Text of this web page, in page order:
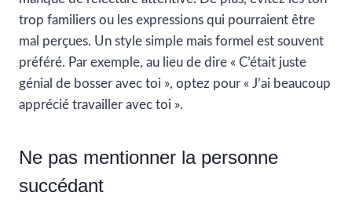
trop familiers ou les expressions qui pourraient être
mal perçues. Un style simple mais formel est souvent
préféré. Par exemple, au lieu de dire « C’était juste
génial de bosser avec toi », optez pour « J’ai beaucoup
apprécié travailler avec toi ».
Ne pas mentionner la personne
succédant